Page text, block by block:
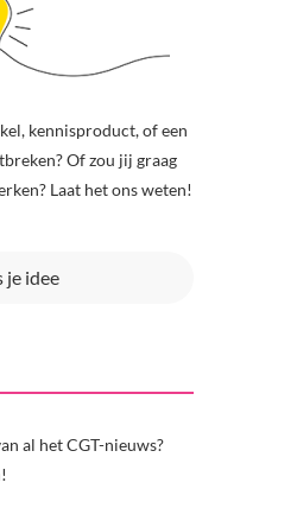
kennisproduct, of een
Of zou jij graag
Laat het ons weten!
je idee
al het CGT-nieuws?